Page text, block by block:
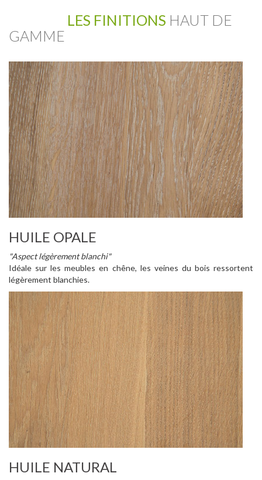
LES FINITIONS HAUT DE
GAMME
HUILE OPALE
"Aspect légèrement blanchi"
Idéale sur les meubles en chêne, les veines du bois ressortent
légèrement blanchies.
HUILE NATURAL